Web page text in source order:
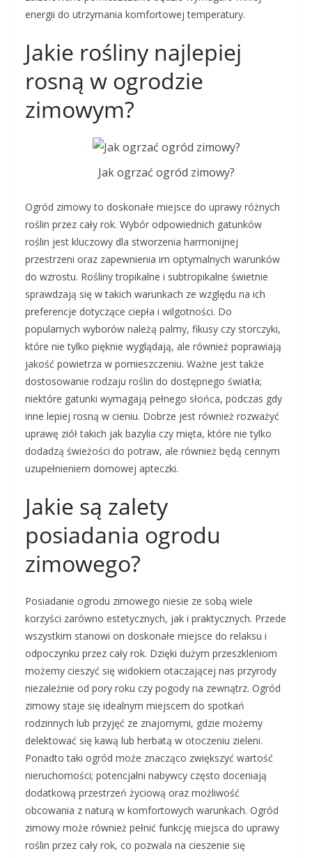
energii do utrzymania komfortowej temperatury.
Jakie rośliny najlepiej
rosną w ogrodzie
zimowym?
Jak ogrzać ogród zimowy?
Ogród zimowy to doskonałe miejsce do uprawy różnych
roślin przez cały rok. Wybór odpowiednich gatunków
roślin jest kluczowy dla stworzenia harmonijnej
przestrzeni oraz zapewnienia im optymalnych warunków
do wzrostu. Rośliny tropikalne i subtropikalne świetnie
sprawdzają się w takich warunkach ze względu na ich
preferencje dotyczące ciepła i wilgotności. Do
popularnych wyborów należą palmy, fikusy czy storczyki,
które nie tylko pięknie wyglądają, ale również poprawiają
jakość powietrza w pomieszczeniu. Ważne jest także
dostosowanie rodzaju roślin do dostępnego światła;
niektóre gatunki wymagają pełnego słońca, podczas gdy
inne lepiej rosną w cieniu. Dobrze jest również rozważyć
uprawę ziół takich jak bazylia czy mięta, które nie tylko
dodadzą świeżości do potraw, ale również będą cennym
uzupełnieniem domowej apteczki.
Jakie są zalety
posiadania ogrodu
zimowego?
Posiadanie ogrodu zimowego niesie ze sobą wiele
korzyści zarówno estetycznych, jak i praktycznych. Przede
wszystkim stanowi on doskonałe miejsce do relaksu i
odpoczynku przez cały rok. Dzięki dużym przeszkleniom
możemy cieszyć się widokiem otaczającej nas przyrody
niezależnie od pory roku czy pogody na zewnątrz. Ogród
zimowy staje się idealnym miejscem do spotkań
rodzinnych lub przyjęć ze znajomymi, gdzie możemy
delektować się kawą lub herbatą w otoczeniu zieleni.
Ponadto taki ogród może znacząco zwiększyć wartość
nieruchomości; potencjalni nabywcy często doceniają
dodatkową przestrzeń życiową oraz możliwość
obcowania z naturą w komfortowych warunkach. Ogród
zimowy może również pełnić funkcję miejsca do uprawy
roślin przez cały rok, co pozwala na cieszenie się